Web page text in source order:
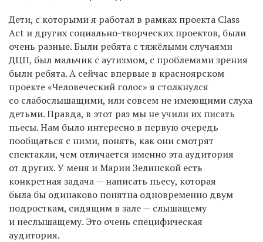
Дети, с которыми я работал в рамках проекта Class
Aсt и других социально-творческих проектов, были
очень разные. Были ребята с тяжёлыми случаями
ДЦП, был мальчик с аутизмом, с проблемами зрения
были ребята. А сейчас впервые в красноярском
проекте «Человеческий голос» я столкнулся
со слабослышащими, или совсем не имеющими слуха
детьми. Правда, в этот раз мы не учили их писать
пьесы. Нам было интересно в первую очередь
пообщаться с ними, понять, как они смотрят
спектакли, чем отличается именно эта аудитория
от других. У меня и Марии Зелинской есть
конкретная задача — написать пьесу, которая
была бы одинаково понятна одновременно двум
подросткам, сидящим в зале — слышащему
и неслышащему. Это очень специфическая
аудитория.